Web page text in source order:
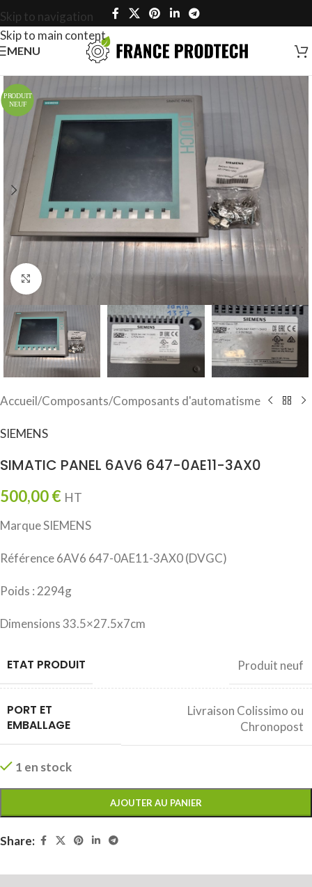
Skip to navigation
Skip to main content
MENU
Click to enlarge
Accueil/Composants/Composants d'automatisme
SIEMENS
SIMATIC PANEL 6AV6 647-0AE11-3AX0
500,00€ HT
Marque SIEMENS
Référence 6AV6 647-0AE11-3AX0 (DVGC)
Poids : 2294g
Dimensions 33.5×27.5x7cm
ETAT PRODUIT Produit neuf
PORT ET
EMBALLAGE
Livraison Colissimo ou
Chronopost
1 en stock
AJOUTER AU PANIER
Share: